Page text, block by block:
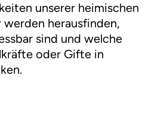
unserer heimischen
werden herausfinden,
sind und welche
oder Gifte in